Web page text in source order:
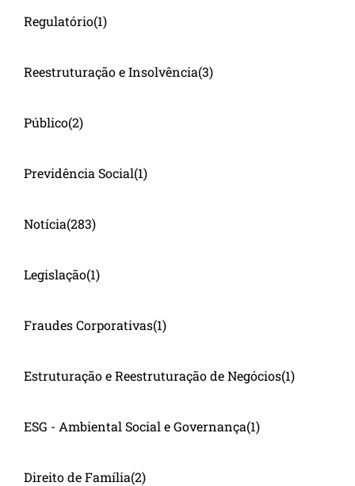
Regulatório(1)
Reestruturação e Insolvência(3)
Público(2)
Previdência Social(1)
Notícia(283)
Legislação(1)
Fraudes Corporativas(1)
Estruturação e Reestruturação de Negócios(1)
ESG - Ambiental Social e Governança(1)
Direito de Família(2)